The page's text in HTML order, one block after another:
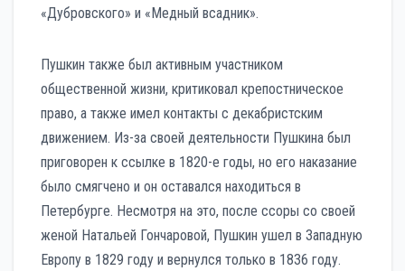
«Дубровского» и «Медный всадник».
Пушкин также был активным участником
общественной жизни, критиковал крепостническое
право, а также имел контакты с декабристским
движением. Из-за своей деятельности Пушкина был
приговорен к ссылке в 1820-е годы, но его наказание
было смягчено и он оставался находиться в
Петербурге. Несмотря на это, после ссоры со своей
женой Натальей Гончаровой, Пушкин ушел в Западную
Европу в 1829 году и вернулся только в 1836 году.